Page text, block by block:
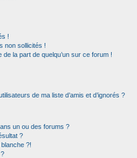
!
non sollicités !
la part de quelqu’un sur ce forum !
de ma liste d’amis et d’ignorés ?
un ou des forums ?
?
?!